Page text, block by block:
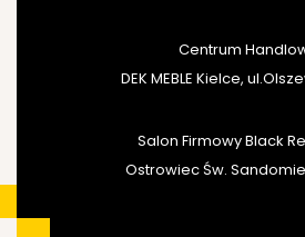
Centrum
DEK MEBLE Kielce,
Salon Firmowy Black
Ostrowiec Św.